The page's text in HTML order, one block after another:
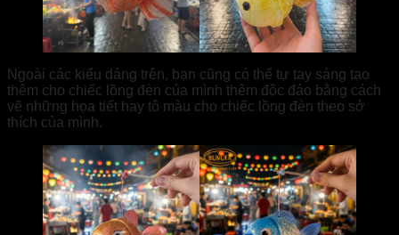
Ngoài các kiểu dáng trên, bạn cũng có thể tự tay sáng tạo
thêm cho chiếc lồng đèn của mình thêm độc đáo bằng cách
vẽ những họa tiết hay tô màu cho chiếc lồng đèn theo sở
thích của mình.